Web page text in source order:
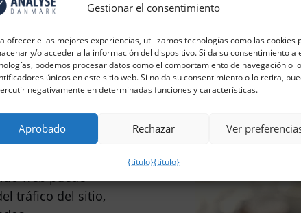
Gestionar el consentimiento
ofrecerle las mejores experiencias, utilizamos tecnologías como las cookies
y/o acceder a la información del dispositivo. Si da su consentimiento a
podemos procesar datos como el comportamiento de navegación o
únicos en este sitio web. Si no da su consentimiento o lo retira,
negativamente en determinadas funciones y características.
Aprobado Rechazar Ver
{título}{título}
web puede
tráfico del sitio,